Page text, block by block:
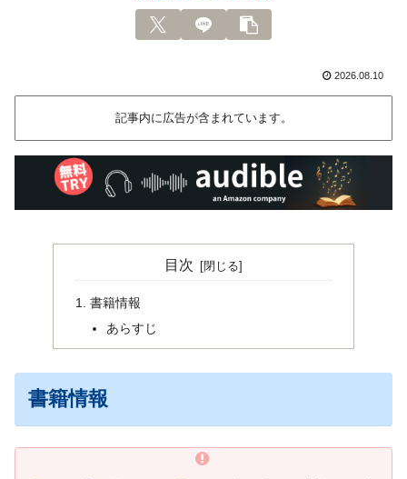
2026.08.10
記事内に広告が含まれています。
目次
書籍情報
あらすじ
書籍情報